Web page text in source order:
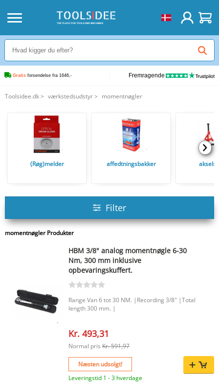
Gratis forsendelse fra 1646,- Fremragende
Toolsidee.dk> værkstedsudstyr> momentnøgler
(Røg)melder affedtningsbakker
Filter
momentnøgler Produkter
HBM 3/8" analog momentnøgle 6-30
Nm, 300 mm inklusive
opbevaringskuffert.
Range Van 6 tot 30 NM. |Recording 3/8" |Total
length 300 mm. |
Kr. 493,31
Normal pris Kr. 591,97
Næsten udsolgt!
Leveringstid 1 - 3 hverdage